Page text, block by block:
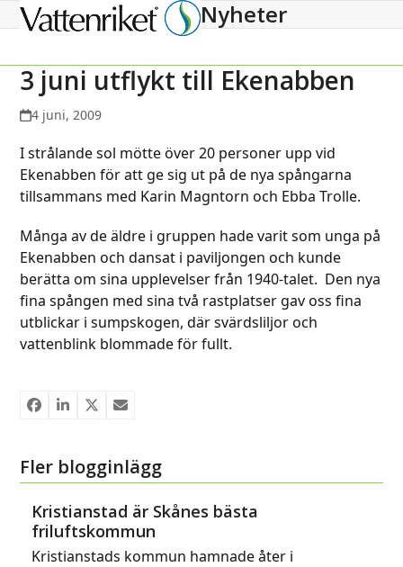
Open
menu
Close
menu
Nyheter
3 juni utflykt till Ekenabben
4 juni, 2009
I strålande sol mötte över 20 personer upp vid
Ekenabben för att ge sig ut på de nya spångarna
tillsammans med Karin Magntorn och Ebba Trolle.
Många av de äldre i gruppen hade varit som unga på
Ekenabben och dansat i paviljongen och kunde
berätta om sina upplevelser från 1940-talet. Den nya
fina spången med sina två rastplatser gav oss fina
utblickar i sumpskogen, där svärdsliljor och
vattenblink blommade för fullt.
Fler blogginlägg
Kristianstad är Skånes bästa
friluftskommun
Kristianstads kommun hamnade åter i